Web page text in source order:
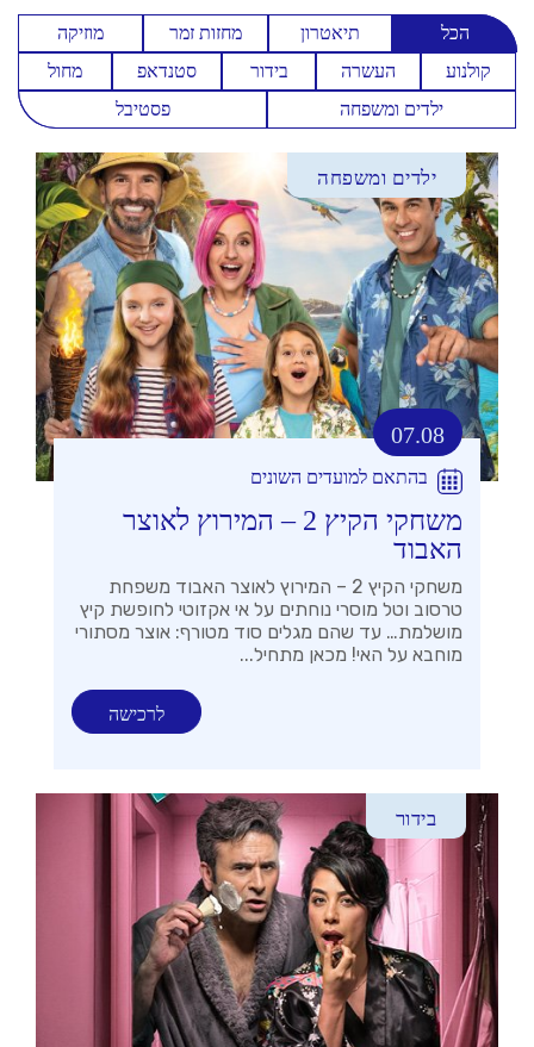
הכל תיאטרון מחזות זמר
מוזיקה
קולנוע
העשרה בידור סטנדאפ
מחול
ילדים ומשפחה
פסטיבל
ילדים ומשפחה
07.08
בהתאם למועדים השונים
משחקי הקיץ 2 – המירוץ לאוצר
האבוד
משחקי הקיץ 2 – המירוץ לאוצר האבוד משפחת
טרסוב וטל מוסרי נוחתים על אי אקזוטי לחופשת קיץ
מושלמת… עד שהם מגלים סוד מטורף: אוצר מסתורי
מוחבא על האי! מכאן מתחיל...
לרכישה
בידור